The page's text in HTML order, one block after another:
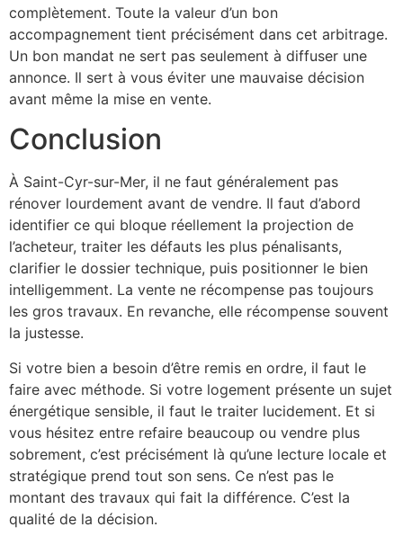
complètement. Toute la valeur d’un bon
accompagnement tient précisément dans cet arbitrage.
Un bon mandat ne sert pas seulement à diffuser une
annonce. Il sert à vous éviter une mauvaise décision
avant même la mise en vente.
Conclusion
À Saint-Cyr-sur-Mer, il ne faut généralement pas
rénover lourdement avant de vendre. Il faut d’abord
identifier ce qui bloque réellement la projection de
l’acheteur, traiter les défauts les plus pénalisants,
clarifier le dossier technique, puis positionner le bien
intelligemment. La vente ne récompense pas toujours
les gros travaux. En revanche, elle récompense souvent
la justesse.
Si votre bien a besoin d’être remis en ordre, il faut le
faire avec méthode. Si votre logement présente un sujet
énergétique sensible, il faut le traiter lucidement. Et si
vous hésitez entre refaire beaucoup ou vendre plus
sobrement, c’est précisément là qu’une lecture locale et
stratégique prend tout son sens. Ce n’est pas le
montant des travaux qui fait la différence. C’est la
qualité de la décision.